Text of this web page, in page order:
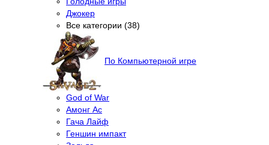
Джокер
Все категории (38)
По Компьютерной игре
God of War
Амонг Ас
Гача Лайф
Геншин импакт